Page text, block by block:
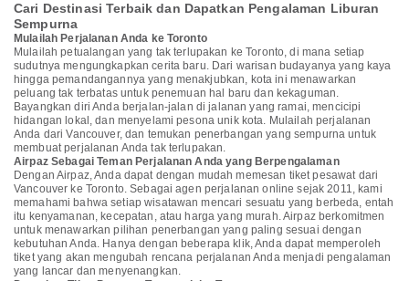
Cari Destinasi Terbaik dan Dapatkan Pengalaman Liburan
Sempurna
Mulailah Perjalanan Anda ke Toronto
Mulailah petualangan yang tak terlupakan ke Toronto, di mana setiap
sudutnya mengungkapkan cerita baru. Dari warisan budayanya yang kaya
hingga pemandangannya yang menakjubkan, kota ini menawarkan
peluang tak terbatas untuk penemuan hal baru dan kekaguman.
Bayangkan diri Anda berjalan-jalan di jalanan yang ramai, mencicipi
hidangan lokal, dan menyelami pesona unik kota. Mulailah perjalanan
Anda dari Vancouver, dan temukan penerbangan yang sempurna untuk
membuat perjalanan Anda tak terlupakan.
Airpaz Sebagai Teman Perjalanan Anda yang Berpengalaman
Dengan Airpaz, Anda dapat dengan mudah memesan tiket pesawat dari
Vancouver ke Toronto. Sebagai agen perjalanan online sejak 2011, kami
memahami bahwa setiap wisatawan mencari sesuatu yang berbeda, entah
itu kenyamanan, kecepatan, atau harga yang murah. Airpaz berkomitmen
untuk menawarkan pilihan penerbangan yang paling sesuai dengan
kebutuhan Anda. Hanya dengan beberapa klik, Anda dapat memperoleh
tiket yang akan mengubah rencana perjalanan Anda menjadi pengalaman
yang lancar dan menyenangkan.